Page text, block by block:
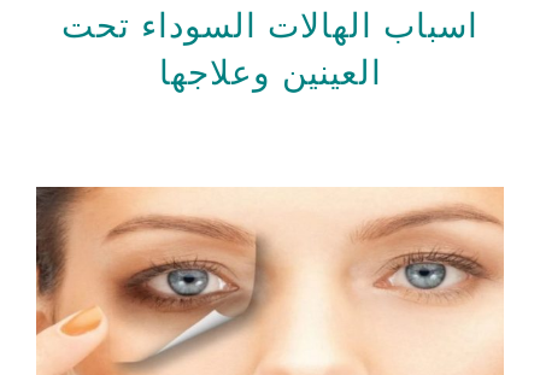
اسباب الهالات السوداء تحت
العينين وعلاجها